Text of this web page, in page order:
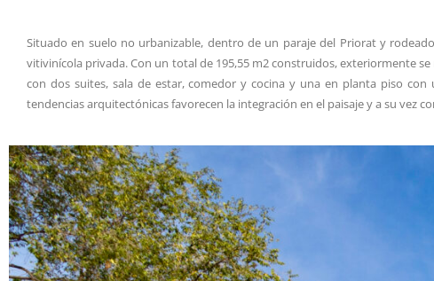
Situado en suelo no urbanizable, dentro de un paraje del Priorat y
vitivinícola privada. Con un total de 195,55 m2 construidos, exteriormente
con dos suites, sala de estar, comedor y cocina y una en planta piso
tendencias arquitectónicas favorecen la integración en el paisaje y a su vez